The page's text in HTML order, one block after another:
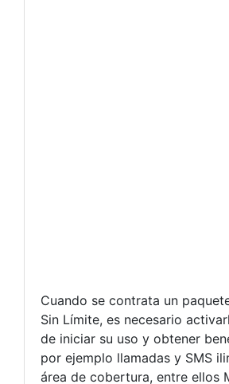
Cuando se contrata un
Sin Límite, es necesario
de iniciar su uso y obtener
por ejemplo llamadas y SMS
área de cobertura, entre ellos